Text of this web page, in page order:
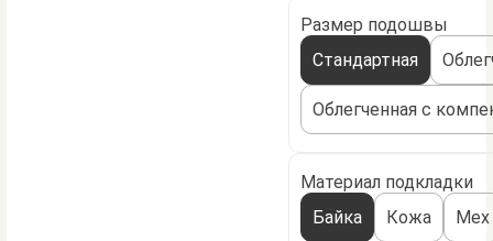
Размер подошвы
Стандартная
Облегченная с
Материал подкладки
Байка
Кожа Мех